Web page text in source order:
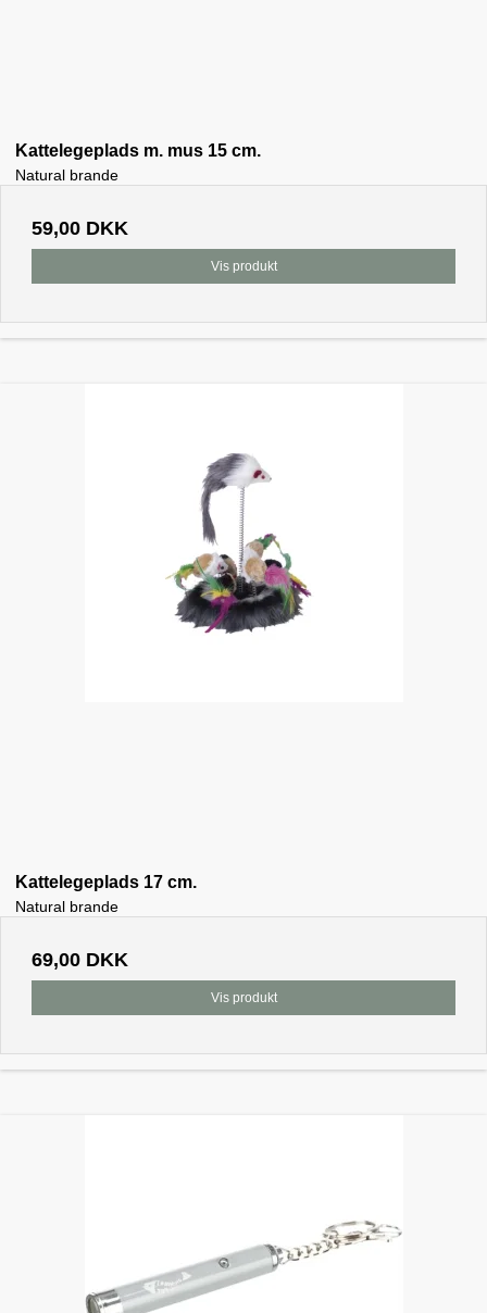
Kattelegeplads m. mus 15 cm.
Natural brande
59,00 DKK
Vis produkt
Kattelegeplads 17 cm.
Natural brande
69,00 DKK
Vis produkt